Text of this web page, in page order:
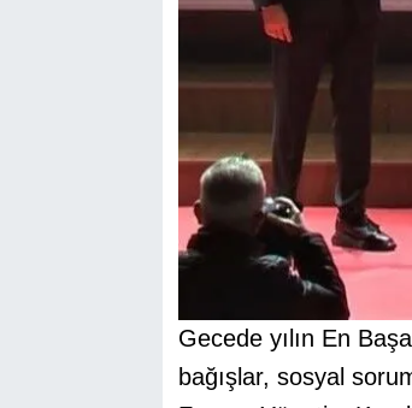
Gecede yılın En
bağışlar, sosyal